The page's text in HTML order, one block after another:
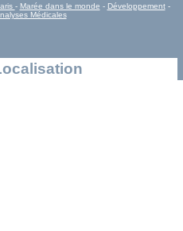
- Marée dans le monde - Développement-
Médicales